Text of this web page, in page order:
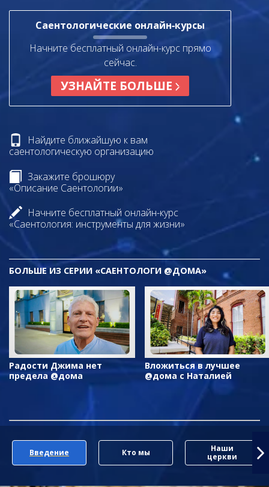
Саентологические онлайн‑курсы
Начните бесплатный онлайн-курс прямо
сейчас.
УЗНАЙТЕ БОЛЬШЕ
Найдите ближайшую к вам
саентологическую организацию
Закажите брошюру
«Описание Саентологии»
Начните бесплатный онлайн-курс
«Саентология: инструменты для жизни»
БОЛЬШЕ ИЗ СЕРИИ «САЕНТОЛОГИ @ДОМА»
Радости Джима нет
предела @дома
Вложиться в лучшее
@дома с Наталией
Введение Кто мы
Наши
церкви